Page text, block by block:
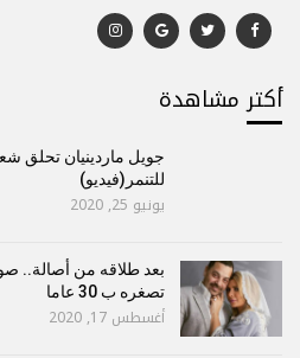
أكتر مشاهدة
جويل ماردينيان تحلق
للتنمر(فيديو)
يونيو 25, 2020
بعد طلاقه من أصالة..
تصغره ب 30 عاما
أغسطس 17, 2020